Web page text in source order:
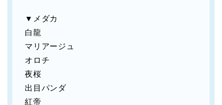
▼メダカ
白龍
マリアージュ
オロチ
夜桜
出目パンダ
紅帝